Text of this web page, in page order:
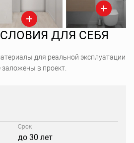
ДЛЯ СЕБЯ
для реальной эксплуатации
в проект.
Срок
до 30 лет